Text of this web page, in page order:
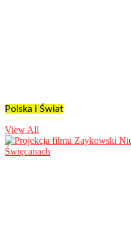
Polska i Świat
View All